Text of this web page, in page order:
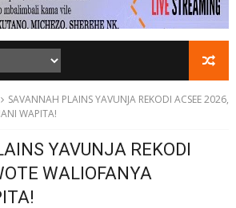
SAVANNAH PLAINS YAVUNJA REKODI ACSEE 2026,
WAPITA!
YAVUNJA REKODI
WALIOFANYA